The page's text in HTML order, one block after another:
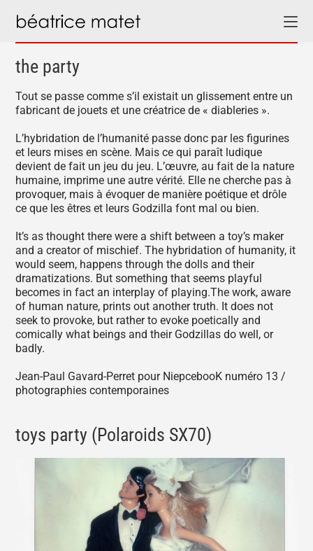
the party
Tout se passe comme s’il existait un glissement entre un
fabricant de jouets et une créatrice de « diableries ».
L’hybridation de l’humanité passe donc par les figurines
et leurs mises en scène. Mais ce qui paraît ludique
devient de fait un jeu du jeu. L’œuvre, au fait de la nature
humaine, imprime une autre vérité. Elle ne cherche pas à
provoquer, mais à évoquer de manière poétique et drôle
ce que les êtres et leurs Godzilla font mal ou bien.
It’s as thought there were a shift between a toy’s maker
and a creator of mischief. The hybridation of humanity, it
would seem, happens through the dolls and their
dramatizations. But something that seems playful
becomes in fact an interplay of playing.The work, aware
of human nature, prints out another truth. It does not
seek to provoke, but rather to evoke poetically and
comically what beings and their Godzillas do well, or
badly.
Jean-Paul Gavard-Perret pour NiepcebooK numéro 13 /
photographies contemporaines
toys party (Polaroids SX70)